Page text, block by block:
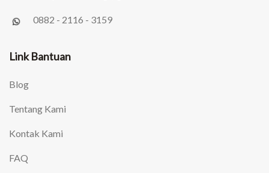
0882 - 2116 - 3159
Link Bantuan
Blog
Tentang Kami
Kontak Kami
FAQ